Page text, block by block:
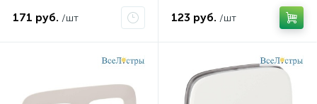
171 руб. /шт 123 руб. /шт